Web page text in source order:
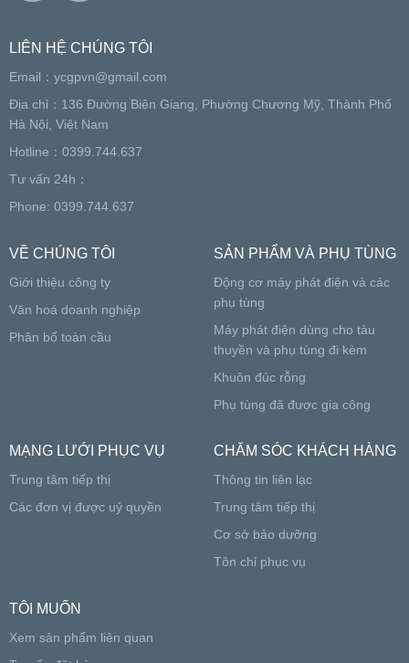
LIÊN HỆ CHÚNG TÔI
Email： ycgpvn@gmail.com
Địa chỉ：136 Đường Biên Giang, Phường Chương Mỹ, Thành Phố
Hà Nội, Việt Nam
Hotline：0399.744.637
Tư vấn 24h：
Phone: 0399.744.637
VỀ CHÚNG TÔI
Giới thiệu công ty
Văn hoá doanh nghiệp
Phân bố toàn cầu
SẢN PHẨM VÀ PHỤ TÙNG
Động cơ máy phát điện và các
phụ tùng
Máy phát điện dùng cho tàu
thuyền và phụ tùng đi kèm
Khuôn đúc rỗng
Phụ tùng đã được gia công
MẠNG LƯỚI PHỤC VỤ
Trung tâm tiếp thị
Các đơn vị được uỷ quyền
CHĂM SÓC KHÁCH HÀNG
Thông tin liên lạc
Trung tâm tiếp thị
Cơ sở bảo dưỡng
Tôn chỉ phục vụ
TÔI MUỐN
Xem sản phẩm liên quan